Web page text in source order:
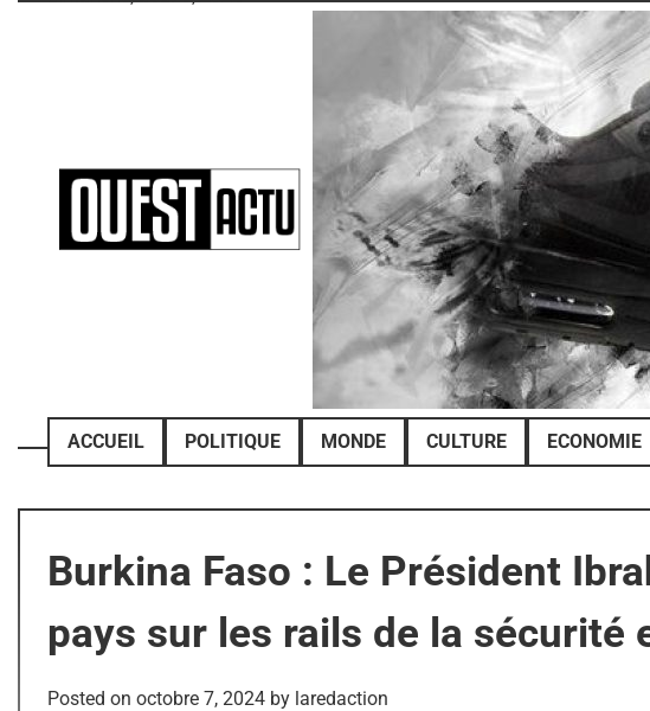
ACCUEIL POLITIQUE MONDE CULTURE ECONOMIE
Burkina Faso : Le Président
pays sur les rails de la sécurité
Posted on octobre 7, 2024 by laredaction